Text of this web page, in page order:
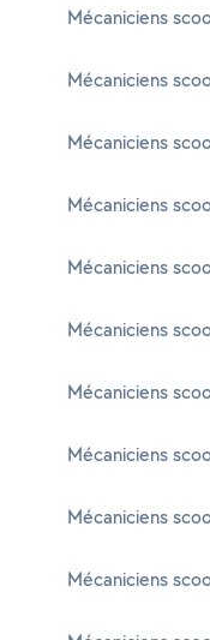
Mécaniciens
Mécaniciens
Mécaniciens
Mécaniciens
Mécaniciens
Mécaniciens
Mécaniciens
Mécaniciens
Mécaniciens
Mécaniciens